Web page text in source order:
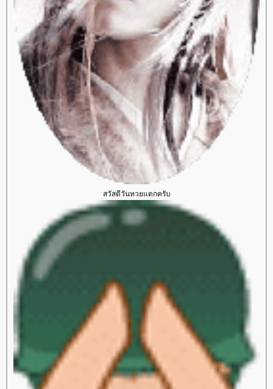
สวัสดีวันหวยแดกครับ